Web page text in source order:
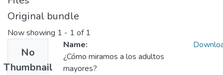
Original bundle
Now showing 1 - 1 of 1
No
Thumbnail
Name:
¿Cómo miramos a los adultos
mayores?